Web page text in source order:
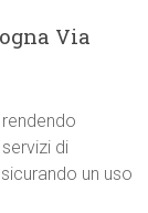
Via
di
un uso